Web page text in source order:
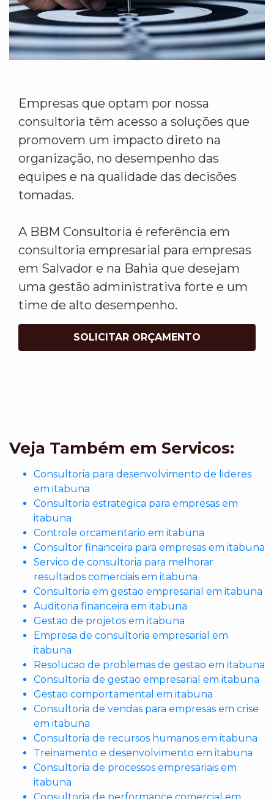
Empresas que optam por nossa
consultoria têm acesso a soluções que
promovem um impacto direto na
organização, no desempenho das
equipes e na qualidade das decisões
tomadas.
A BBM Consultoria é referência em
consultoria empresarial para empresas
em Salvador e na Bahia que desejam
uma gestão administrativa forte e um
time de alto desempenho.
SOLICITAR ORÇAMENTO
Veja Também em Servicos:
Consultoria para desenvolvimento de lideres
em itabuna
Consultoria estrategica para empresas em
itabuna
Controle orcamentario em itabuna
Consultor financeira para empresas em itabuna
Servico de consultoria para melhorar
resultados comerciais em itabuna
Consultoria em gestao empresarial em itabuna
Auditoria financeira em itabuna
Gestao de projetos em itabuna
Empresa de consultoria empresarial em
itabuna
Resolucao de problemas de gestao em itabuna
Consultoria de gestao empresarial em itabuna
Gestao comportamental em itabuna
Consultoria de vendas para empresas em crise
em itabuna
Consultoria de recursos humanos em itabuna
Treinamento e desenvolvimento em itabuna
Consultoria de processos empresariais em
itabuna